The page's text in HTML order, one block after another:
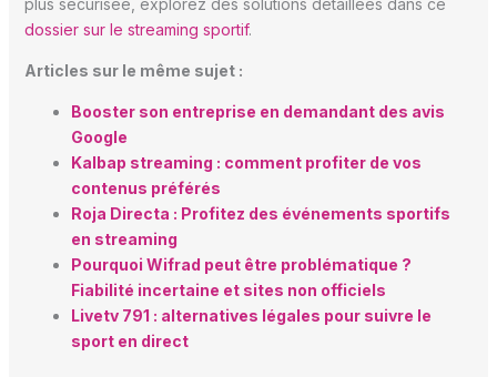
plus sécurisée, explorez des solutions détaillées dans ce
dossier sur le streaming sportif.
Articles sur le même sujet :
Booster son entreprise en demandant des avis
Google
Kalbap streaming : comment profiter de vos
contenus préférés
Roja Directa : Profitez des événements sportifs
en streaming
Pourquoi Wifrad peut être problématique ?
Fiabilité incertaine et sites non officiels
Livetv 791 : alternatives légales pour suivre le
sport en direct